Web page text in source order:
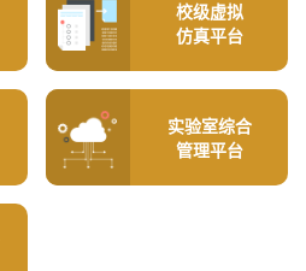
校级虚拟
仿真平台
实验室综合
管理平台